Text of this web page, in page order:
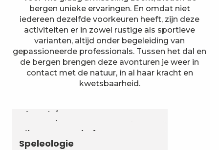
bergen unieke ervaringen. En omdat niet
iedereen dezelfde voorkeuren heeft, zijn deze
activiteiten er in zowel rustige als sportieve
varianten, altijd onder begeleiding van
gepassioneerde professionals. Tussen het dal en
de bergen brengen deze avonturen je weer in
contact met de natuur, in al haar kracht en
kwetsbaarheid.
Chambéry Montagnes
Canyoning en aquarando
Klimmen en via ferrata
Speleologie